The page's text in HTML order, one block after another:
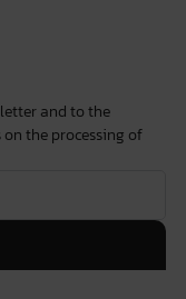
and to the
the processing of